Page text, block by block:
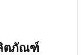
ตภัณฑ์